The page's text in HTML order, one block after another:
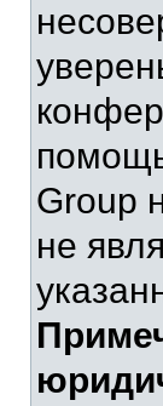
Group
не